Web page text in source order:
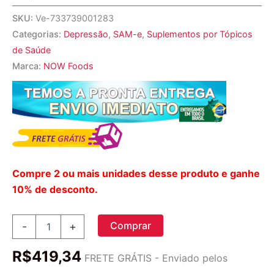
SKU: Ve-733739001283
Categorias: Depressão, SAM-e, Suplementos por Tópicos
de Saúde
Marca: NOW Foods
Compre 2 ou mais unidades desse produto e ganhe
10% de desconto.
-
200
+ Comprar
R$419,34 FRETE GRÁTIS - Enviado pelos